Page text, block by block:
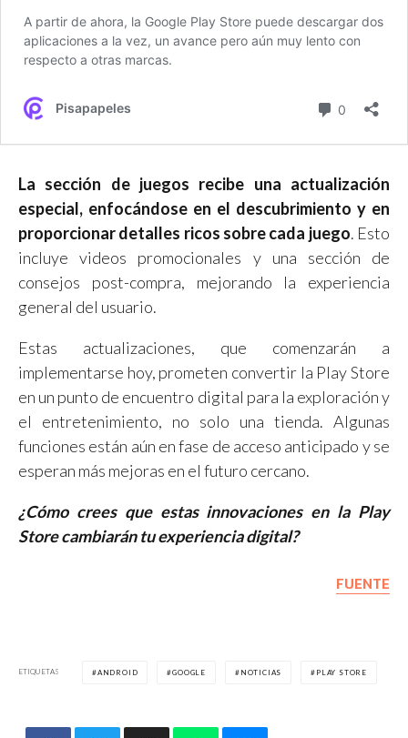
La sección de juegos recibe una actualización
especial, enfocándose en el descubrimiento y en
proporcionar detalles ricos sobre cada juego. Esto
incluye videos promocionales y una sección de
consejos post-compra, mejorando la experiencia
general del usuario.
Estas actualizaciones, que comenzarán a
implementarse hoy, prometen convertir la Play Store
en un punto de encuentro digital para la exploración y
el entretenimiento, no solo una tienda. Algunas
funciones están aún en fase de acceso anticipado y se
esperan más mejoras en el futuro cercano.
¿Cómo crees que estas innovaciones en la Play
Store cambiarán tu experiencia digital?
FUENTE
ETIQUETAS ANDROID GOOGLE NOTICIAS PLAY STORE